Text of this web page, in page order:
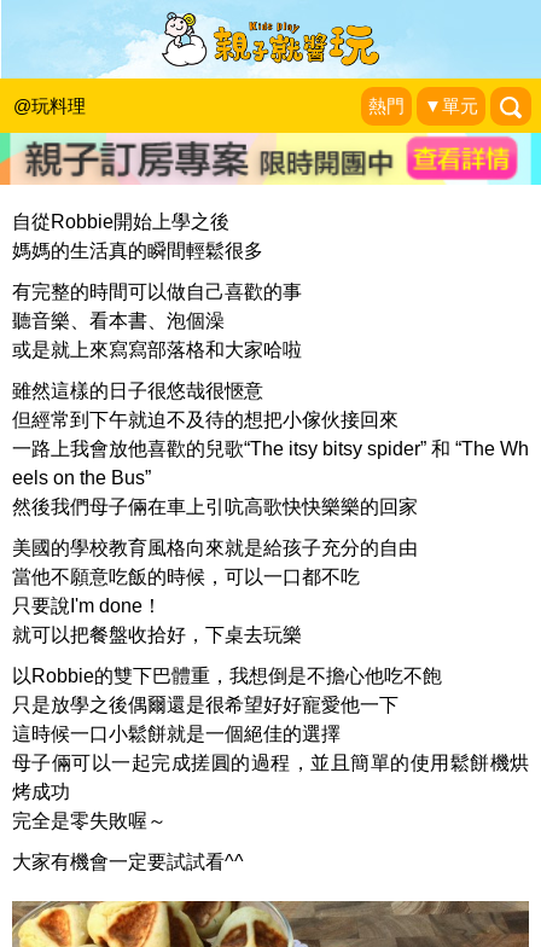
@玩料理 熱門 ▼單元
快速又好吃課後零食！迷你一口小鬆餅
DIY
羅比媽の育兒與實驗廚房|2014-12-22
自從Robbie開始上學之後
媽媽的生活真的瞬間輕鬆很多
有完整的時間可以做自己喜歡的事
聽音樂、看本書、泡個澡
或是就上來寫寫部落格和大家哈啦
雖然這樣的日子很悠哉很愜意
但經常到下午就迫不及待的想把小傢伙接回來
一路上我會放他喜歡的兒歌“The itsy bitsy spider” 和 “The Wh
eels on the Bus”
然後我們母子倆在車上引吭高歌快快樂樂的回家
美國的學校教育風格向來就是給孩子充分的自由
當他不願意吃飯的時候，可以一口都不吃
只要說I'm done！
就可以把餐盤收拾好，下桌去玩樂
以Robbie的雙下巴體重，我想倒是不擔心他吃不飽
只是放學之後偶爾還是很希望好好寵愛他一下
這時候一口小鬆餅就是一個絕佳的選擇
母子倆可以一起完成搓圓的過程，並且簡單的使用鬆餅機烘
烤成功
完全是零失敗喔～
大家有機會一定要試試看^^